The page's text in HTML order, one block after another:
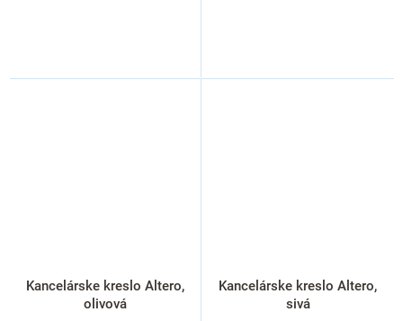
Kancelárske kreslo Altero,
olivová
Kancelárske kreslo Altero,
sivá